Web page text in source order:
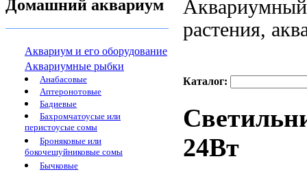
Домашний аквариум
Аквариум и его оборудование
Аквариумные рыбки
Анабасовые
Аптеронотовые
Бадиевые
Бахромчатоусые или
перистоусые сомы
Броняковые или
бокочешуйниковые сомы
Бычковые
растения,
Каталог:
24Вт